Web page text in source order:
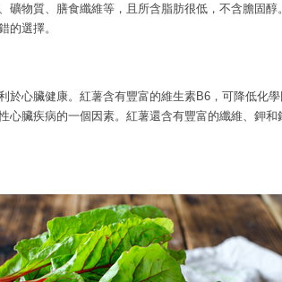
礦物質、膳食纖維等，且所含脂肪很低，不含膽固醇
的選擇。
於心臟健康。紅薯含有豐富的維生素B6，可降低化
心臟疾病的一個因素。紅薯還含有豐富的纖維、鉀和